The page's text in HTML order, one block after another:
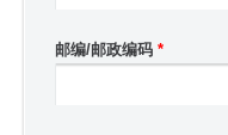
邮编/邮政编码 *